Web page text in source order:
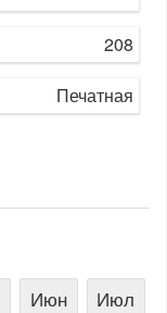
208
Печатная
Июн
Июл